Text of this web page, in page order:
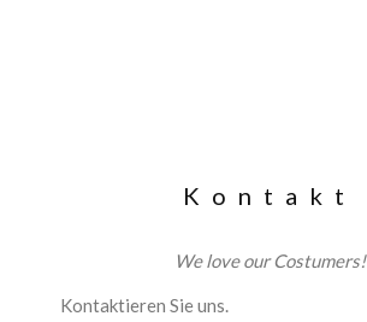
Kontakt
We love our Costumers!
Kontaktieren Sie uns.